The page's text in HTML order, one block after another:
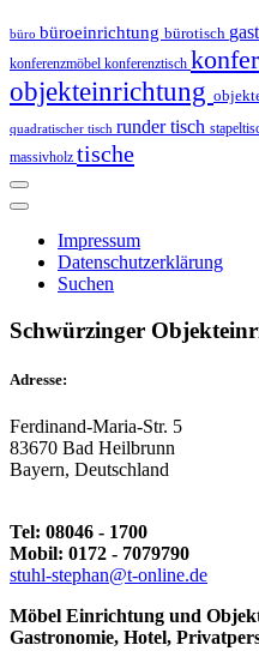
büro büroeinrichtung bürotisch
konferenzmöbel konferenztisch
objekteinrichtung
quadratischer tisch runder tisch
massivholz tische
Impressum
Datenschutzerklärung
Suchen
Schwürzinger
Adresse:
Ferdinand-Maria-Str. 5
83670 Bad Heilbrunn
Bayern, Deutschland
Tel: 08046 - 1700
Mobil: 0172 - 7079790
stuhl-stephan@t-online.de
Möbel Einrichtung und
Gastronomie, Hotel,